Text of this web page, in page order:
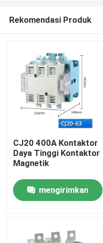
Rumah
Produk
Tentang kami
Rekomendasi Produk
CJ20 400A Kontaktor
Daya Tinggi Kontaktor
Magnetik
mengirimkan